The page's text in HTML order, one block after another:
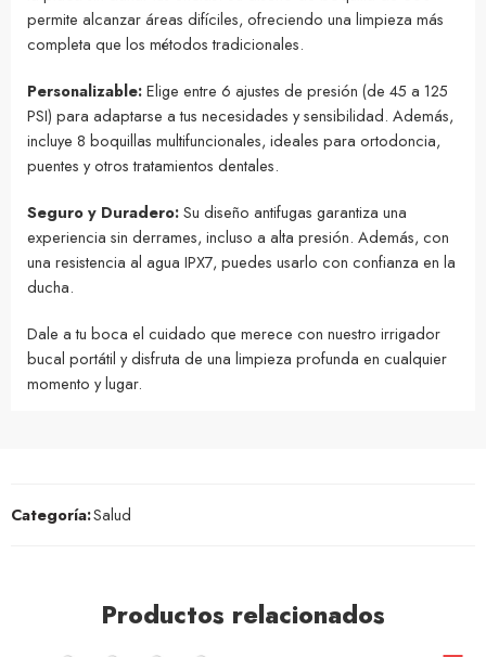
permite alcanzar áreas difíciles, ofreciendo una limpieza más
completa que los métodos tradicionales.
Personalizable:Elige entre 6 ajustes de presión (de 45 a 125
PSI) para adaptarse a tus necesidades y sensibilidad. Además,
incluye 8 boquillas multifuncionales, ideales para ortodoncia,
puentes y otros tratamientos dentales.
Seguro y Duradero:Su diseño antifugas garantiza una
experiencia sin derrames, incluso a alta presión. Además, con
una resistencia al agua IPX7, puedes usarlo con confianza en la
ducha.
Dale a tu boca el cuidado que merece con nuestro irrigador
bucal portátil y disfruta de una limpieza profunda en cualquier
momento y lugar.
Categoría:Salud
Productos relacionados